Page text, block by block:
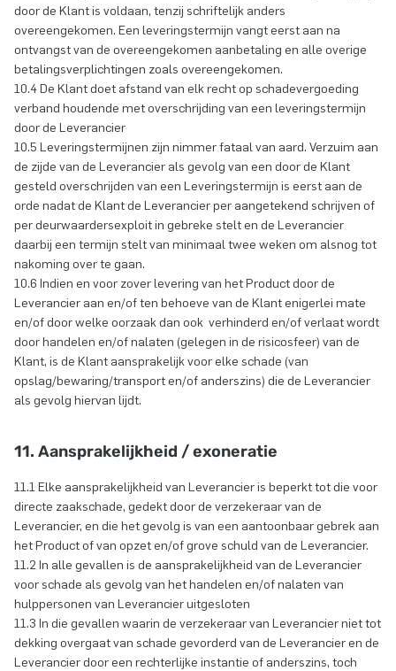
door de Klant is voldaan, tenzij schriftelijk anders
overeengekomen. Een leveringstermijn vangt eerst aan na
ontvangst van de overeengekomen aanbetaling en alle overige
betalingsverplichtingen zoals overeengekomen.
10.4 De Klant doet afstand van elk recht op schadevergoeding
verband houdende met overschrijding van een leveringstermijn
door de Leverancier
10.5 Leveringstermijnen zijn nimmer fataal van aard. Verzuim aan
de zijde van de Leverancier als gevolg van een door de Klant
gesteld overschrijden van een Leveringstermijn is eerst aan de
orde nadat de Klant de Leverancier per aangetekend schrijven of
per deurwaardersexploit in gebreke stelt en de Leverancier
daarbij een termijn stelt van minimaal twee weken om alsnog tot
nakoming over te gaan.
10.6 Indien en voor zover levering van het Product door de
Leverancier aan en/of ten behoeve van de Klant enigerlei mate
en/of door welke oorzaak dan ook verhinderd en/of verlaat wordt
door handelen en/of nalaten (gelegen in de risicosfeer) van de
Klant, is de Klant aansprakelijk voor elke schade (van
opslag/bewaring/transport en/of anderszins) die de Leverancier
als gevolg hiervan lijdt.
11. Aansprakelijkheid / exoneratie
11.1 Elke aansprakelijkheid van Leverancier is beperkt tot die voor
directe zaakschade, gedekt door de verzekeraar van de
Leverancier, en die het gevolg is van een aantoonbaar gebrek aan
het Product of van opzet en/of grove schuld van de Leverancier.
11.2 In alle gevallen is de aansprakelijkheid van de Leverancier
voor schade als gevolg van het handelen en/of nalaten van
hulppersonen van Leverancier uitgesloten
11.3 In die gevallen waarin de verzekeraar van Leverancier niet tot
dekking overgaat van schade gevorderd van de Leverancier en de
Leverancier door een rechterlijke instantie of anderszins, toch